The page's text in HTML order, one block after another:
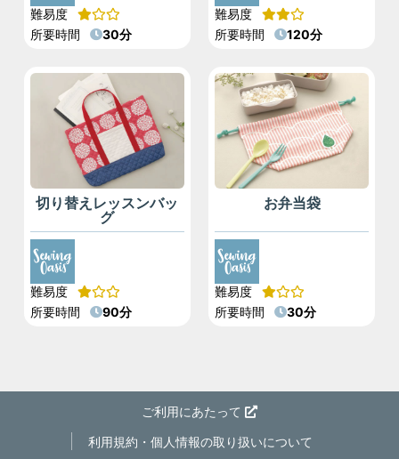
難易度
所要時間
30分
難易度
所要時間
120分
切り替えレッスンバッ
グ
難易度
所要時間
90分
お弁当袋
難易度
所要時間
30分
ご利用にあたって
利用規約・個人情報の取り扱いについて